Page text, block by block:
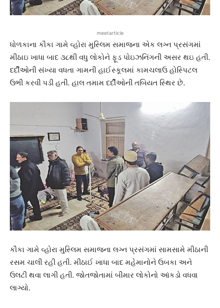
meetarticle
ધોળકાના કૌકા ગામે વ્હોરા મુસ્લિમ સમાજના એક લગ્ન પ્રસંગમાં
મીઠાઇ ખાધા બાદ ૩૮થી વધુ લોકોને ફૂડ પોઇઝનિંગની અસર થઇ હતી.
દર્દીઓની સંખ્યા વધતા ગામની હાઈસ્કૂલમાં કામચલાઉ હોસ્પિટલ
ઉભી કરવી પડી હતી. હાલ તમામ દર્દીઓની તબિયત સ્થિર છે.
કૌકા ગામે વ્હોરા મુસ્લિમ સમાજના લગ્ન પ્રસંગમાં સામસામે મીઠાની
રસમ ચાલી રહી હતી. મીઠાઈ ખાધા બાદ મહેમાનોને ઉબકા અને
ઉલટી થવા લાગી હતી. જોતજોતામાં બીમાર લોકોનો આંકડો વધવા
લાગ્યો.